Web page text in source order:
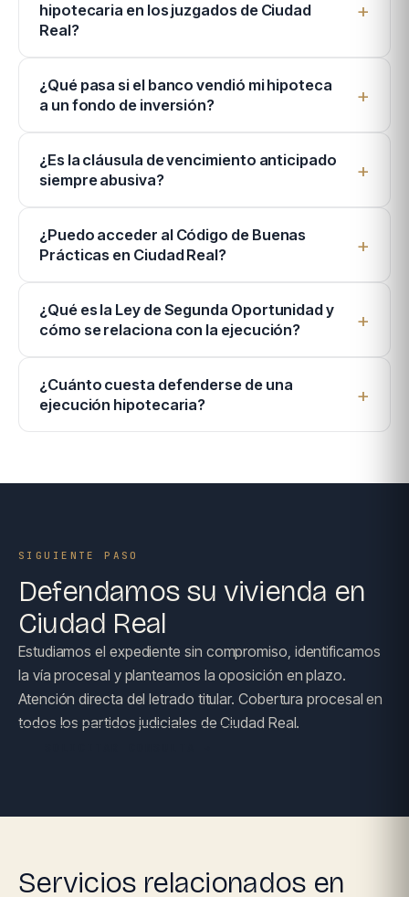
hipotecaria en los juzgados de Ciudad
Real?
¿Qué pasa si el banco vendió mi hipoteca
a un fondo de inversión?
¿Es la cláusula de vencimiento anticipado
siempre abusiva?
¿Puedo acceder al Código de Buenas
Prácticas en Ciudad Real?
¿Qué es la Ley de Segunda Oportunidad y
cómo se relaciona con la ejecución?
¿Cuánto cuesta defenderse de una
ejecución hipotecaria?
SIGUIENTE PASO
Defendamos su vivienda en
Ciudad Real
Estudiamos el expediente sin compromiso, identificamos
la vía procesal y planteamos la oposición en plazo.
Atención directa del letrado titular. Cobertura procesal en
todos los partidos judiciales de Ciudad Real.
Servicios relacionados en